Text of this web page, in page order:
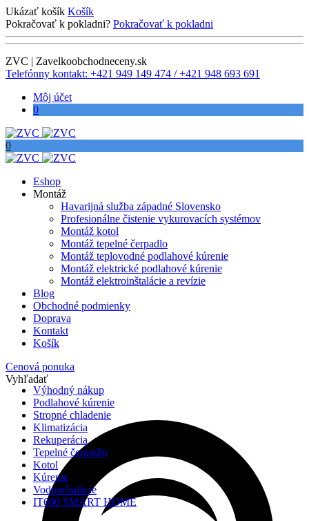
Ukázať košík Košík
Pokračovať k pokladni? Pokračovať k pokladni
ZVC | Zavelkoobchodneceny.sk
Telefónny kontakt: +421 949 149 474 / +421 948 693 691
Môj účet
0
0
Eshop
Montáž
Havarijná služba západné Slovensko
Profesionálne čistenie vykurovacích systémov
Montáž kotol
Montáž tepelné čerpadlo
Montáž teplovodné podlahové kúrenie
Montáž elektrické podlahové kúrenie
Montáž elektroinštalácie a revízie
Blog
Obchodné podmienky
Doprava
Kontakt
Košík
Cenová ponuka
Vyhľadať
Výhodný nákup
Podlahové kúrenie
Stropné chladenie
Klimatizácia
Rekuperácia
Tepelné čerpadlo
Kotol
Kúrenie
Vodoinštalácie
IT600 SMART HOME